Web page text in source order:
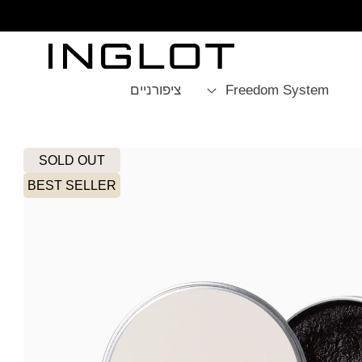
Freedom System ציפורניים
SOLD OUT
BEST SELLER